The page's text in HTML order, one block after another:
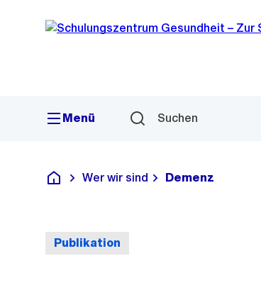
Navigation
Sprunglink
Menü Suchen
Schulungszentrum Gesundheit
Wer wir sind Demenz
Publikation